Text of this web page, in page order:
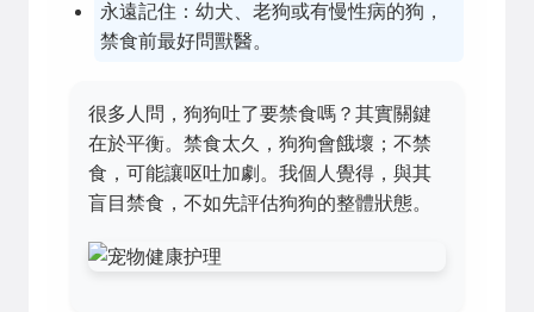
永遠記住：幼犬、老狗或有慢性病的狗，
禁食前最好問獸醫。
很多人問，狗狗吐了要禁食嗎？其實關鍵
在於平衡。禁食太久，狗狗會餓壞；不禁
食，可能讓呕吐加劇。我個人覺得，與其
盲目禁食，不如先評估狗狗的整體狀態。